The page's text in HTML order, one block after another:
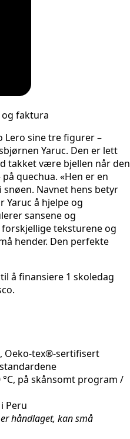
faktura
Lero sine tre figurer –
Yaruc. Den er lett
takket være bjellen når den
quechua. «Hen er en
Navnet hens betyr
Yaruc å hjelpe og
sansene og
teksturene og
hender. Den perfekte
å finansiere 1 skoledag
Oeko-tex®-sertifisert
°C, på skånsomt program /
Peru
håndlaget, kan små